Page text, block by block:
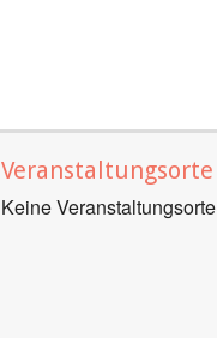
Veranstaltungsorte
Keine Veranstaltungsorte